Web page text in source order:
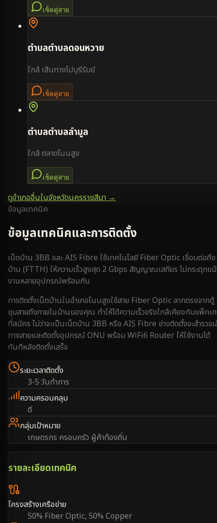
เช็คคู่สาย
ตำบลตำบลดอนหวาย
ใกล้ เส้นทางไปบุรีรัมย์
เช็คคู่สาย
ตำบลตำบลลำมูล
ใกล้ตลาดโนนสูง
เช็คคู่สาย
ดูอำเภออื่นในจังหวัดนครราชสีมา→
ข้อมูลเทคนิค
ข้อมูลเทคนิคและการติดตั้ง
เน็ตบ้าน 3BB และ AIS Fibre ใช้เทคโนโลยี Fiber Optic เชื่อมต่อถึง
บ้าน (FTTH) ให้ความเร็วสูงสุด 2 Gbps สัญญาณเสถียร ไม่กระตุกแ
งานหลายอุปกรณ์พร้อมกัน
การติดตั้งเน็ตบ้านในอำเภอโนนสูงใช้สาย Fiber Optic ลากตรงจากตู้
ชุมสายถึงภายในบ้านของคุณ ทำให้ได้ความเร็วจริงใกล้เคียงกับแพ็กเ
ที่สมัคร ไม่ว่าจะเป็นเน็ตบ้าน 3BB หรือ AIS Fibre ช่างติดตั้งจะสำรวจ
ทางสายและติดตั้งอุปกรณ์ ONU พร้อม WiFi6 Router ให้ใช้งานได้
ทันทีหลังติดตั้งเสร็จ
ระยะเวลาติดตั้ง
3-5 วันทำการ
ความครอบคลุม
ดี
กลุ่มเป้าหมาย
เกษตรกร ครอบครัว ผู้ค้าท้องถิ่น
รายละเอียดเทคนิค
โครงสร้างเครือข่าย
50% Fiber Optic, 50% Copper